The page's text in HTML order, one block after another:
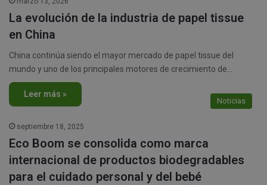
La evolución de la industria de papel tissue
en China
China continúa siendo el mayor mercado de papel tissue del
mundo y uno de los principales motores de crecimiento de…
Leer más »
Noticias
septiembre 18, 2025
Eco Boom se consolida como marca
internacional de productos biodegradables
para el cuidado personal y del bebé